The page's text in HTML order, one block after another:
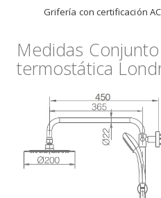
Grifería con certificación
Medidas
termostática